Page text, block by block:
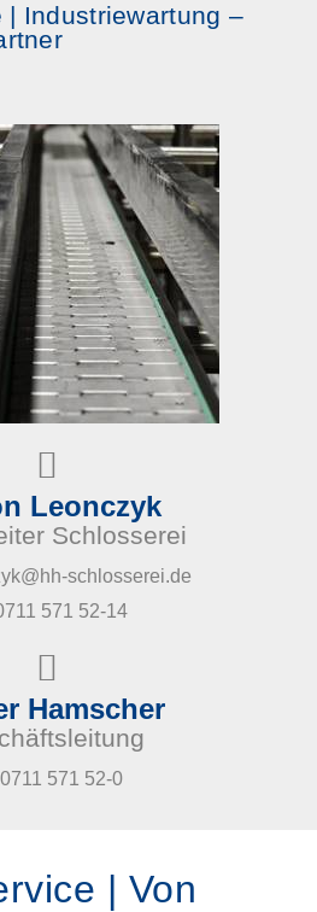
| Industriewartung –
Leonczyk
Schlosserei
hh@kyzcnoel.s
571 52-14
Hamscher
0711 571 52-0
| Von